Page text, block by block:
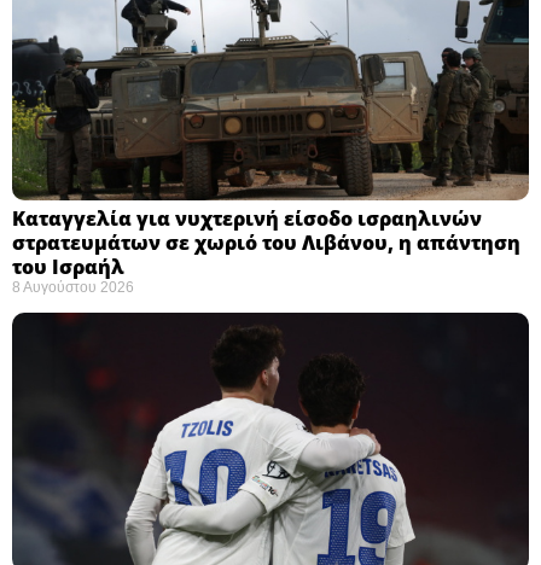
Καταγγελία για νυχτερινή είσοδο ισραηλινών
στρατευμάτων σε χωριό του Λιβάνου, η απάντηση
του Ισραήλ
8 Αυγούστου 2026